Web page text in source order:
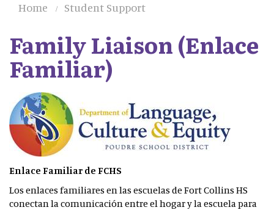
Home Student Support
Family Liaison (Enlace
Familiar)
Enlace Familiar de FCHS
Los enlaces familiares en las escuelas de Fort Collins HS
conectan la comunicación entre el hogar y la escuela para